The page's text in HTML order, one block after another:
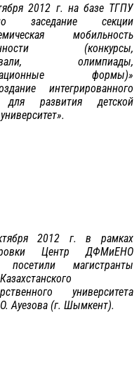
2012 г. на базе ТГПУ
заседание секции
мобильность
(конкурсы,
олимпиады,
формы)»
интегрированного
для развития детской
2012 г. в рамках
Центр ДФМиЕНО
магистранты
университета
Ауезова (г. Шымкент).